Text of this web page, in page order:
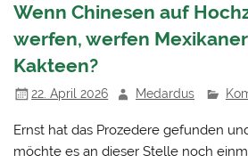
Wenn Chinesen auf
werfen, werfen
Kakteen?
22. April 2026 Medardus
Ernst hat das Prozedere gefunden
möchte es an dieser Stelle noch